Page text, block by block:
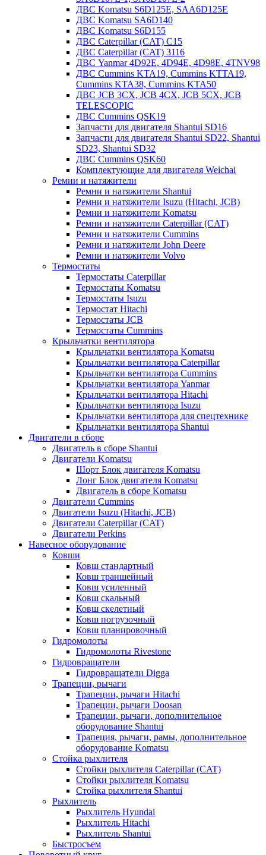
ДВС Komatsu S6D125E, SAA6D125E
ДВС Komatsu SA6D140
ДВС Komatsu S6D155
ДВС Caterpillar (CAT) C15
ДВС Caterpillar (CAT) 3116
ДВС Yanmar 4D92E, 4D94E, 4D98E, 4TNV98
ДВС Cummins KTA19, Cummins KTTA19,
Cummins KTA38, Cummins KTA50
ДВС JCB 3CX, JCB 4CX, JCB 5CX, JCB
TELESCOPIC
ДВС Cummins QSK19
Запчасти для двигателя Shantui SD16
Запчасти для двигателя Shantui SD22, Shantui
SD23, Shantui SD32
ДВС Cummins QSK60
Комплектующие для двигателя Weichai
Ремни и натяжители
Ремни и натяжители Shantui
Ремни и натяжители Isuzu (Hitachi, JCB)
Ремни и натяжители Komatsu
Ремни и натяжители Caterpillar (CAT)
Ремни и натяжители Cummins
Ремни и натяжители John Deere
Ремни и натяжители Volvo
Термостаты
Термостаты Caterpillar
Термостаты Komatsu
Термостаты Isuzu
Термостат Hitachi
Термостаты JCB
Термостаты Cummins
Крыльчатки вентилятора
Крыльчатки вентилятора Komatsu
Крыльчатки вентилятора Caterpillar
Крыльчатки вентилятора Cummins
Крыльчатки вентилятора Yanmar
Крыльчатки вентилятора Hitachi
Крыльчатки вентилятора Isuzu
Крыльчатки вентилятора для спецтехнике
Крыльчатки вентилятора Shantui
Двигатели в сборе
Двигатель в сборе Shantui
Двигатели Komatsu
Шорт Блок двигателя Komatsu
Лонг Блок двигателя Komatsu
Двигатель в сборе Komatsu
Двигатели Cummins
Двигатели Isuzu (Hitachi, JCB)
Двигатели Caterpillar (CAT)
Двигатели Perkins
Навесное оборудование
Ковши
Ковш стандартный
Ковш траншейный
Ковш усиленный
Ковш скальный
Ковш скелетный
Ковш погрузочный
Ковш планировочный
Гидромолоты
Гидромолоты Rivestone
Гидровращатели
Гидровращатели Digga
Трапеции, рычаги
Трапеции, рычаги Hitachi
Трапеции, рычаги Doosan
Трапеции, рычаги, дополнительное
оборудование Shantui
Трапеция, рычаги, рамы, дополнительное
оборудование Komatsu
Стойка рыхлителя
Стойки рыхлителя Caterpillar (CAT)
Стойки рыхлителя Komatsu
Стойка рыхлителя Shantui
Рыхлитель
Рыхлитель Hyundai
Рыхлитель Hitachi
Рыхлитель Shantui
Быстросъем